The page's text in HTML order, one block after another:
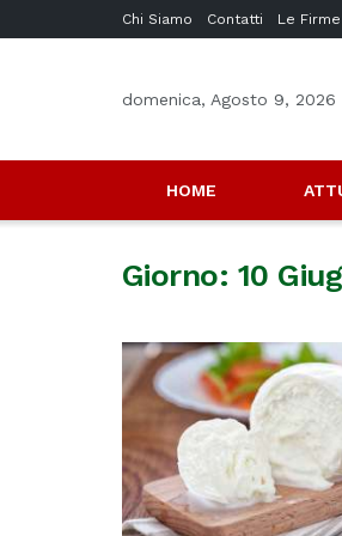
Chi Siamo Contatti Le Firme
domenica, Agosto 9, 2026
HOME
Giorno: 10